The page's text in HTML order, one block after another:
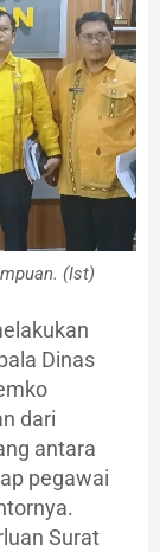
(Ist)
Dinas
dari
antara
pegawai
Surat